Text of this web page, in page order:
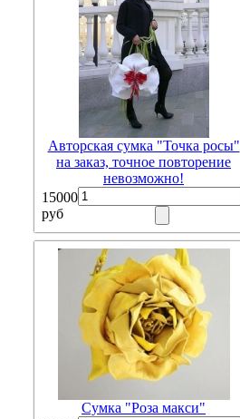
Авторская сумка "Точка росы"
на заказ, точное повторение
невозможно!
15000
руб
Сумка "Роза макси"